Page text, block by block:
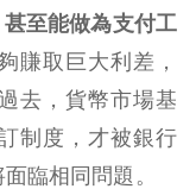
至能做為支付工
賺取巨大利差，
去，貨幣市場基
制度，才被銀行
臨相同問題。